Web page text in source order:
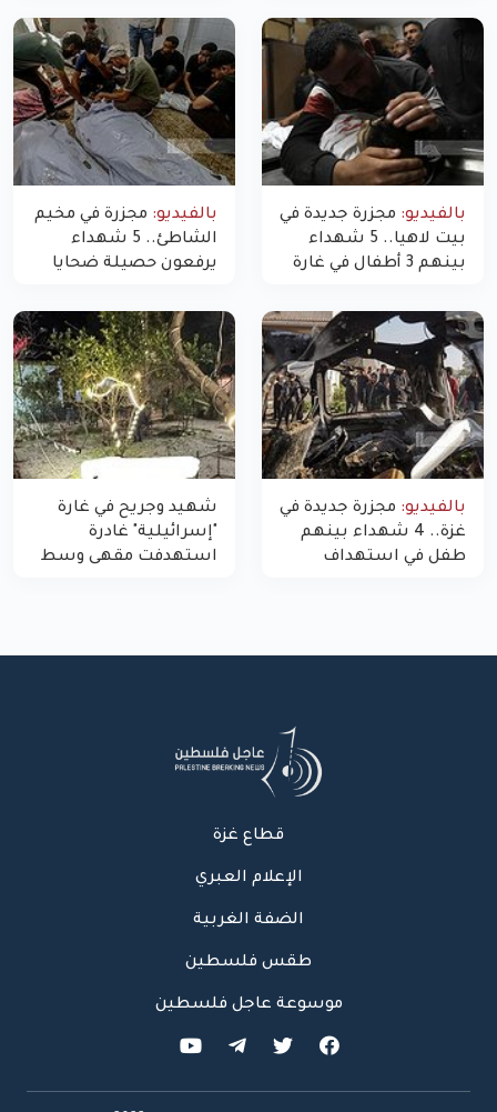
بالفيديو: مجزرة جديدة في
بيت لاهيا.. 5 شهداء
بينهم 3 أطفال في غارة
غزة
بالفيديو: مجزرة في مخيم
الشاطئ.. 5 شهداء
يرفعون حصيلة ضحايا
بالفيديو: مجزرة جديدة في
غزة.. 4 شهداء بينهم
طفل في استهداف
شهيد وجريح في غارة
"إسرائيلية" غادرة
استهدفت مقهى وسط
قطاع غزة
الإعلام العبري
الضفة الغربية
طقس فلسطين
موسوعة عاجل فلسطين